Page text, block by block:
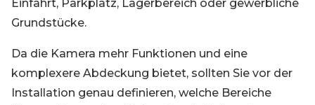
Einfahrt, Parkplatz, Lagerbereich oder gewerbliche
Grundstücke.
Da die Kamera mehr Funktionen und eine
komplexere Abdeckung bietet, sollten Sie vor der
Installation genau definieren, welche Bereiche